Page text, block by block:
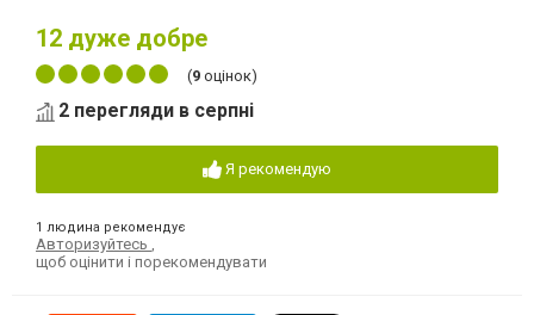
12 дуже добре
(9 оцінок)
2 перегляди в серпні
Я рекомендую
1 людина рекомендує
Авторизуйтесь ,
щоб оцінити і порекомендувати